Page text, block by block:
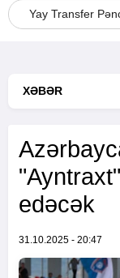
Yay Transfer
XƏBƏR
edəcək
31.10.2025 - 20:47